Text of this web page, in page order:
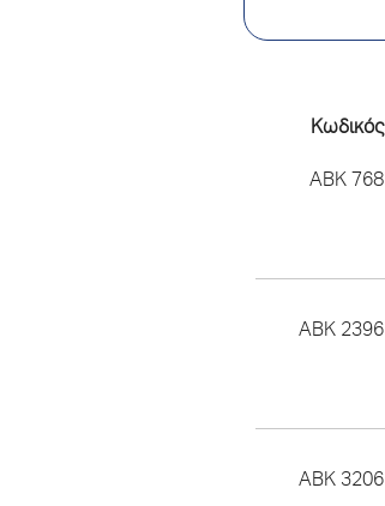
Κωδικός
ΑΒΚ 768
ΑΒΚ 2396
ΑΒΚ 3206